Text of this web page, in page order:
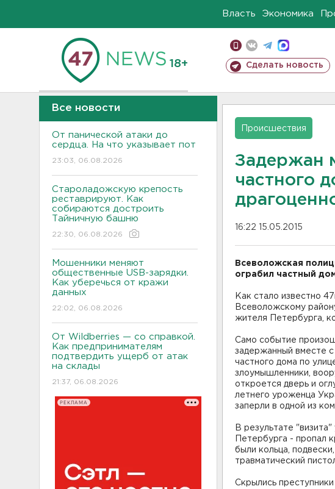
Власть Экономика
18+ Сделать новость
Все новости
От панической атаки до
сердца. На что указывает пот
23:03, 06.08.2026
Староладожскую крепость
реставрируют. Как
собираются достроить
Тайничную башню
22:30, 06.08.2026
Мошенники меняют
общественные USB-зарядки.
Как уберечься от кражи
данных
22:02, 06.08.2026
От Wildberries — со справкой.
Как предпринимателям
подтвердить ущерб от атак
на склады
21:37, 06.08.2026
РЕКЛАМА
Происшествия
Задержан
частного
16:22 15.05.2015
Всеволожская
ограбил частный
Как стало известно
Всеволожскому
жителя Петербурга,
Само событие
задержанный вместе
частного дома по
злоумышленники,
откроется дверь и
летнего уроженца
заперли в одной из
В результате
Петербурга - пропал
были кольца,
травматический
Скрылись